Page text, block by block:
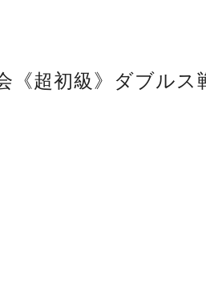
《超初級》ダブルス